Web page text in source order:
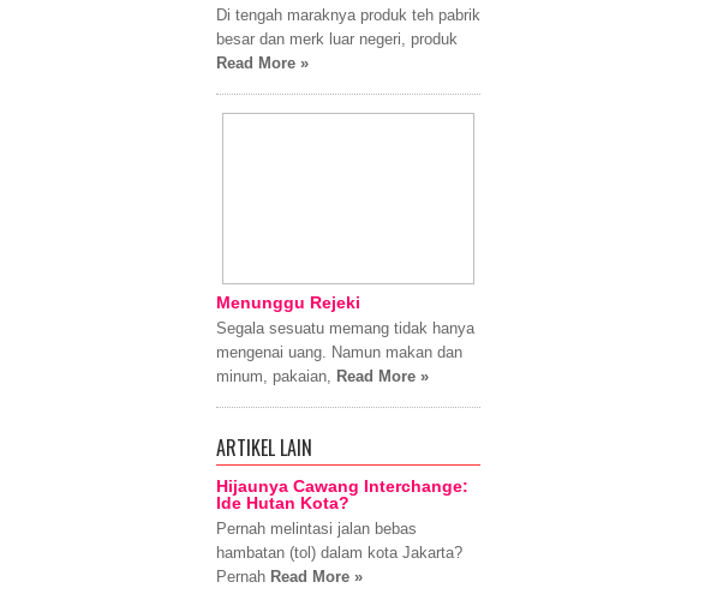
Di tengah maraknya produk teh pabrik
besar dan merk luar negeri, produk
Read More »
Menunggu Rejeki
Segala sesuatu memang tidak hanya
mengenai uang. Namun makan dan
minum, pakaian, Read More »
ARTIKEL LAIN
Hijaunya Cawang Interchange:
Ide Hutan Kota?
Pernah melintasi jalan bebas
hambatan (tol) dalam kota Jakarta?
Pernah Read More »